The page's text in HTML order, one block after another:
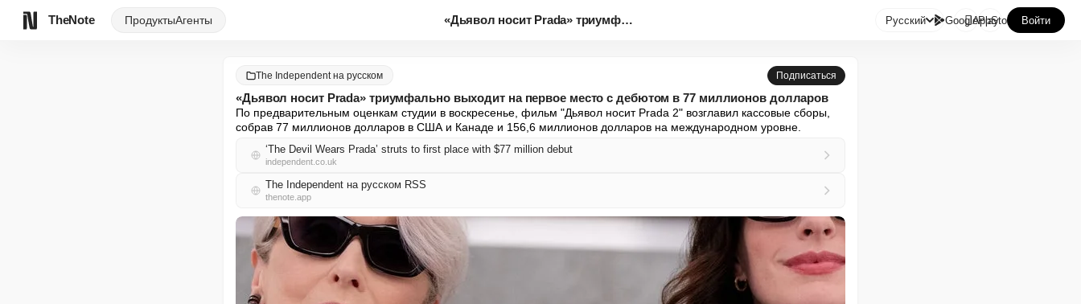
TheNote ПродуктыАгенты «Дьявол носит Prada» триумфаль... Русский GooglePlay
AppStore Войти
The Independent на русском Подписаться
«Дьявол носит Prada» триумфально выходит на первое место с дебютом в 77 миллионов долларов
По предварительным оценкам студии в воскресенье, фильм "Дьявол носит Prada 2" возглавил кассовые сборы,
собрав 77 миллионов долларов в США и Канаде и 156,6 миллионов долларов на международном уровне.
‘The Devil Wears Prada’ struts to first place with $77 million debut
independent.co.uk
The Independent на русском RSS
thenote.app